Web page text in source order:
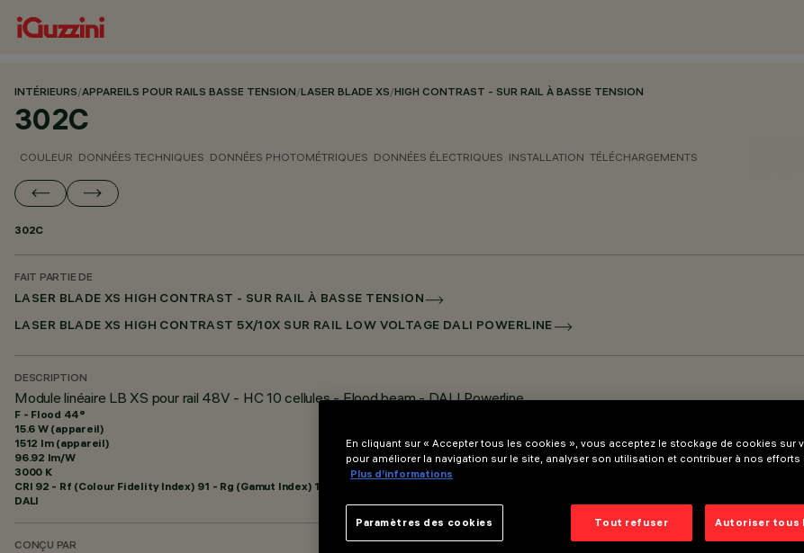
INTÉRIEURS/APPAREILS POUR RAILS BASSE TENSION/LASER BLADE XS/HIGH CONTRAST - SUR RAIL À BASSE TENSION
302C
COULEUR DONNÉES TECHNIQUES DONNÉES PHOTOMÉTRIQUES DONNÉES ÉLECTRIQUES INSTALLATION TÉLÉCHARGEMENTS
302C
FAIT PARTIE DE
LASER BLADE XS HIGH CONTRAST - SUR RAIL À BASSE TENSION
LASER BLADE XS HIGH CONTRAST 5X/10X SUR RAIL LOW VOLTAGE DALI POWERLINE
DESCRIPTION
Module linéaire LB XS pour rail 48V - HC 10 cellules - Flood beam - DALI Powerline
F - Flood 44°
15.6 W (appareil)
1512 lm (appareil)
96.92 lm/W
3000 K
CRI 92 - Rf (Colour Fidelity Index) 91 - Rg (Gamut Index) 102
DALI
CONÇU PAR
En cliquant sur « Accepter tous les cookies », vous acceptez le stockage de cookies sur
pour améliorer la navigation sur le site, analyser son utilisation et contribuer à nos efforts
Plus d’informations
Tout refuser Autoriser tous
Paramètres des cookies